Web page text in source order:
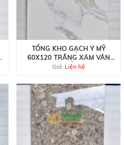
TỔNG KHO GẠCH Ý MỸ
60X120 TRẮNG XÁM VÂN
VÀNG MẪU MỚI
Giá: Liện hệ